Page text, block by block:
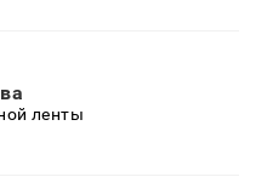
ленты